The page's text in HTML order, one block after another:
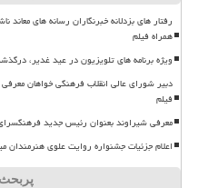
رفتار های بزدلانه خبرنگاران رسانه های
همراه فیلم
ویژه برنامه های تلویزیون در عید غدیر، درگذشت
دبیر شورای عالی انقلاب فرهنگی خواهان
فیلم
معرفی شیراوند بعنوان رئیس جدید
اعلام جزئیات جشنواره روایت علوی هنرمندان